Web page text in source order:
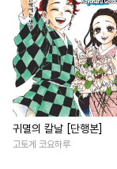
귀멸의 칼날 [단행본]
고토게 코요하루